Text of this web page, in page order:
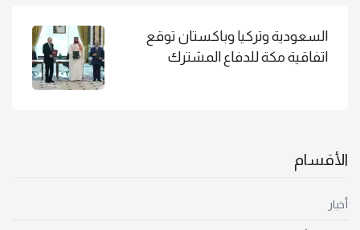
السعودية وتركيا وباكستان توقع
اتفاقية مكة للدفاع المشترك
الأقسام
أخبار